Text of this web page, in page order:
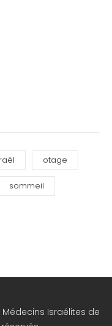
otage
sommeil
Israélites de